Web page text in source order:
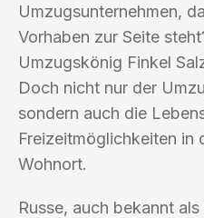
Umzugsunternehmen,
Vorhaben zur Seite
Umzugskönig Finkel
Doch nicht nur der
sondern auch die
Freizeitmöglichkeiten in
Wohnort.
Russe, auch bekannt